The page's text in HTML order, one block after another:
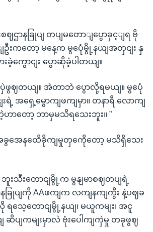
စဈဌာနခြုပျ တပျမတောျပွောခှင့ျရ ဗို
ျဦးကတော့ မနေ့က မွပေုံမွို့နယျအတှငျး နှ
ခဲ့ကွောငျး ပွောဆိုခဲ့ပါတယျ။
ဖွဈတယျ။ အဲတာဘဲ ပွောလို့ရမယျ။ မွပေုံ
ျးရဲ့ အရှေ့မွောကျဖကျမှာ။ တနာရီ လောကျ
ာတော့ ဘာမှမသိရသေးဘူး။ ”
ခွအေနထေိခိုကျမှုတှကေိုတော့ မသိရှိသေး
းသီးတောငျမွို့က မွနျမာစဈတပျရဲ့
ခြုပျကို AAဖကျက လကျနကျကွီး နဲ့ပဈခ
သေ့တောငျမွို့နယျ၊ မယူကမျး၊ အငူ
ဆိပျကမျးမှာလဲ ဗုံးပေါကျကှဲမှု တခုဖွဈ